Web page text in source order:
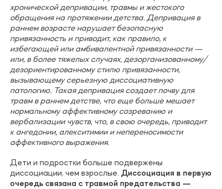
хронической депривации, травмы и жестокого
обращения на протяжении детства. Депривация в
раннем возрасте нарушает безопасную
привязанность и приводит, как правило, к
избегающей или амбивалентной привязанности —
или, в более тяжелых случаях, дезорганизованному/
дезориентированному стилю привязанности,
вызывающему серьезную диссоциативную
патологию. Такая депривация создает почву для
травм в раннем детстве, что еще больше мешает
нормальному аффективному созреванию и
вербализации чувств, что, в свою очередь, приводит
к ангедонии, алекситимии и непереносимости
аффективного выражения.
Дети и подростки больше подвержены
диссоциации, чем взрослые. Диссоциация в первую
очередь связана с травмой предательства —